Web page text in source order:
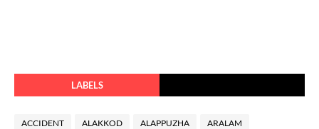
LABELS
ACCIDENT ALAKKOD ALAPPUZHA ARALAM